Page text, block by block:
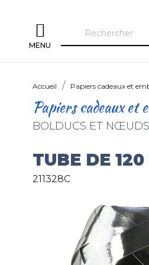
MENU
Accueil Papiers cadeaux et
Papiers cadeaux et
BOLDUCS ET NŒUDS
TUBE DE
211328C